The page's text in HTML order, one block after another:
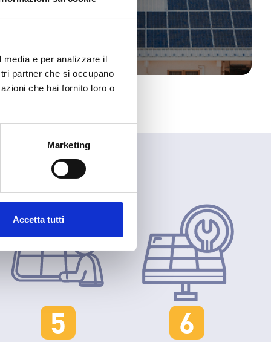
e per analizzare il
partner che si occupano
che hai fornito loro o
Marketing
Accetta tutti
5 6